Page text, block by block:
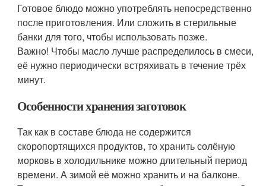
Готовое блюдо можно употреблять непосредственно
после приготовления. Или сложить в стерильные
банки для того, чтобы использовать позже.
Важно! Чтобы масло лучше распределилось в смеси,
её нужно периодически встряхивать в течение трёх
минут.
Особенности хранения заготовок
Так как в составе блюда не содержится
скоропортящихся продуктов, то хранить солёную
морковь в холодильнике можно длительный период
времени. А зимой её можно хранить и на балконе.